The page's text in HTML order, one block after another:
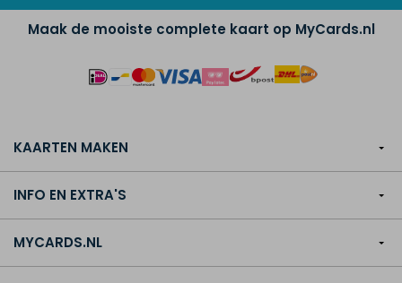
Maak de mooiste complete kaart op MyCards.nl
KAARTEN MAKEN
INFO EN EXTRA'S
MYCARDS.NL